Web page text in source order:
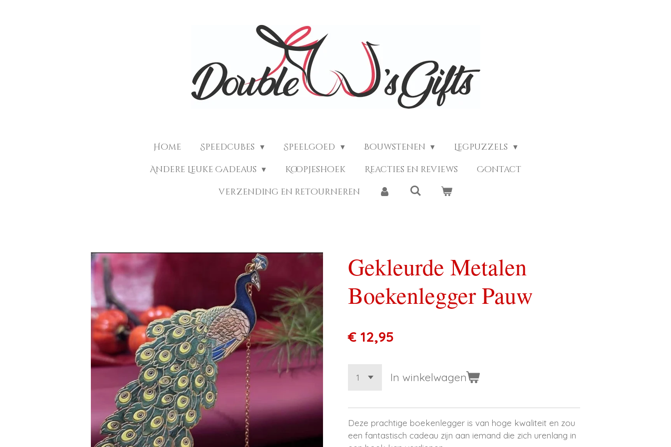
Home Speedcubes Speelgoed Bouwstenen
Legpuzzels
Andere Leuke Cadeaus
Koopjeshoek Reacties en reviews
Contact
verzending en retourneren
Gekleurde Metalen
Boekenlegger Pauw
€ 12,95
In winkelwagen
Deze prachtige boekenlegger is van hoge kwaliteit en zou
een fantastisch cadeau zijn aan iemand die zich urenlang in